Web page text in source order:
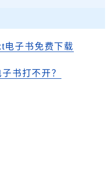
电子书免费下载
子书打不开？